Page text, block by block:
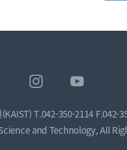
(KAIST)T.042-350-2114 F.042-
and Technology, All